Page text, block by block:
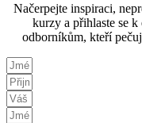
Načerpejte inspiraci,
kurzy a přihlaste se k
odborníkům, kteří